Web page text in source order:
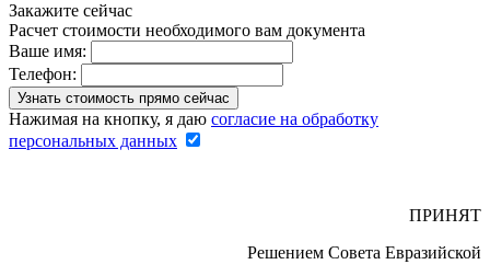
Закажите сейчас
Расчет стоимости необходимого вам документа
Ваше имя:
Телефон:
Нажимая на кнопку, я даю согласие на обработку
персональных данных
ПРИНЯТ
Решением Совета Евразийской